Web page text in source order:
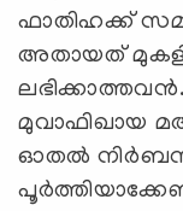
ഫാതിഹക്ക്
അതായത്
ലഭിക്കാത്തവന്‍.
മുവാഫിഖായ
ഓതല്‍